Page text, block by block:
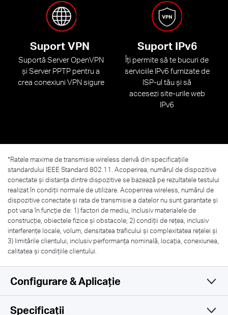
Suport VPN
Suportă Server OpenVPN
și Server PPTP pentru a
crea conexiuni VPN sigure
Suport IPv6
Îți permite să te bucuri de
serviciile IPv6 furnizate de
ISP-ul tău și să
accesezi site-urile web
IPv6
*Ratele maxime de transmisie wireless derivă din specificațiile
standardului IEEE Standard 802.11. Acoperirea, numărul de dispozitive
conectate și distanța dintre dispozitive se bazează pe rezultatele testului
realizat în condiții normale de utilizare. Acoperirea wireless, numărul de
dispozitive conectate și rata de transmisie a datelor nu sunt garantate și
pot varia în funcție de: 1) factori de mediu, inclusiv materialele de
construcție, obiectele fizice și obstacole; 2) condiții de rețea, inclusiv
interferențe locale, volum, densitatea traficului și complexitatea rețelei și
3) limitările clientului, inclusiv performanța nominală, locația, conexiunea,
calitatea și condițiile clientului.
Configurare & Aplicație
Specificații